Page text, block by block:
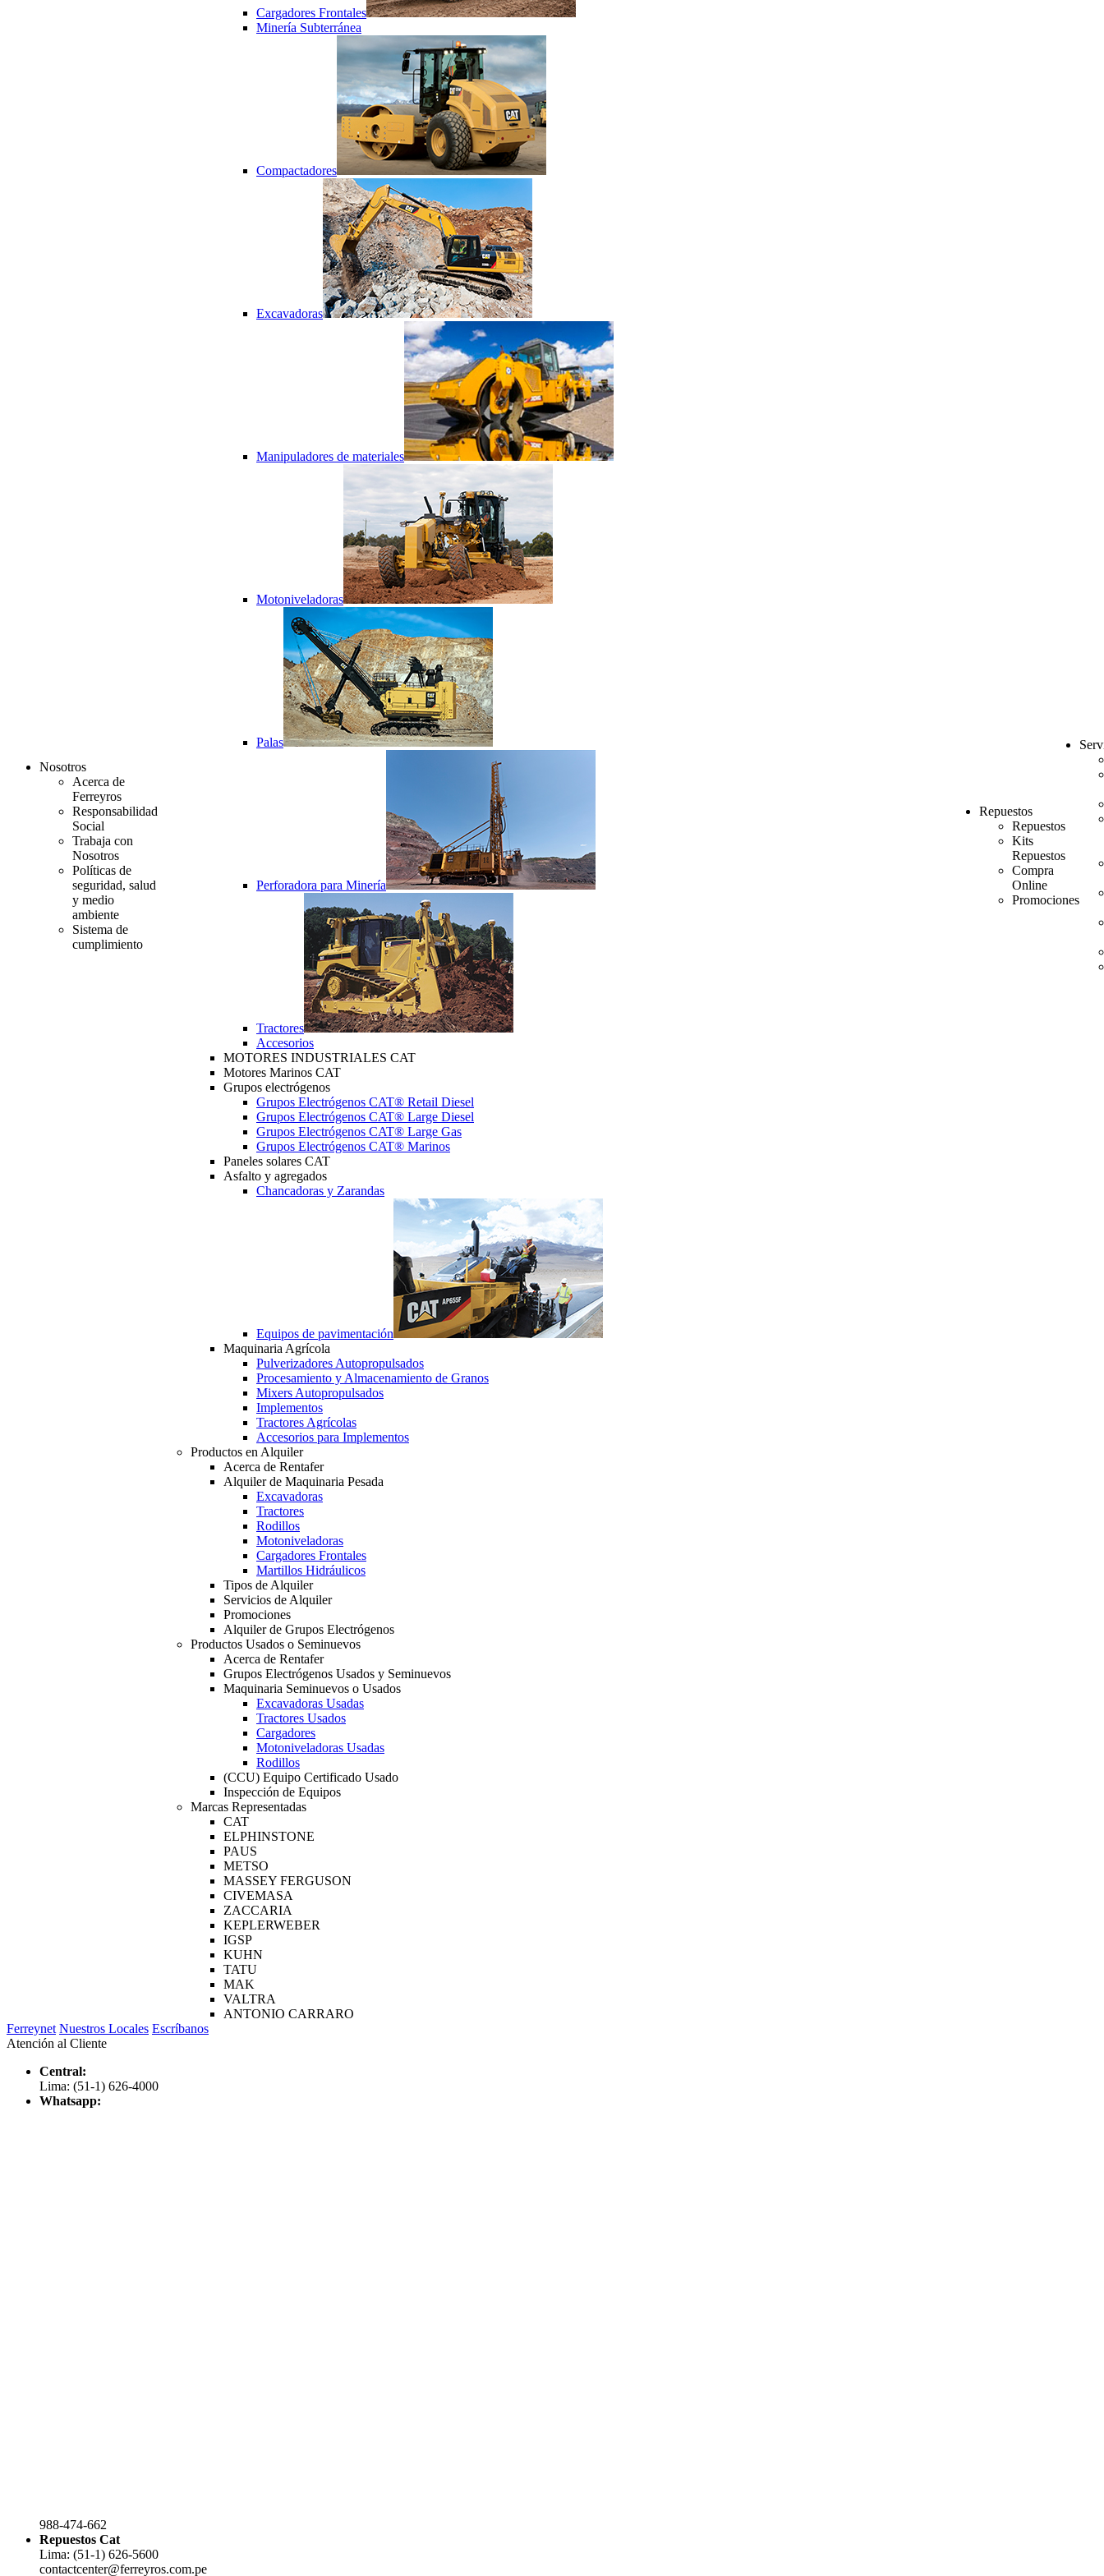
Nosotros
Acerca de
Ferreyros
Responsabilidad
Social
Trabaja con
Nosotros
Políticas de
seguridad, salud
y medio
ambiente
Sistema de
cumplimiento
Cargadores Frontales
Minería Subterránea
Compactadores
Excavadoras
Manipuladores de materiales
Motoniveladoras
Palas
Perforadora para Minería
Tractores
Accesorios
MOTORES INDUSTRIALES CAT
Motores Marinos CAT
Grupos electrógenos
Grupos Electrógenos CAT® Retail Diesel
Grupos Electrógenos CAT® Large Diesel
Grupos Electrógenos CAT® Large Gas
Grupos Electrógenos CAT® Marinos
Paneles solares CAT
Asfalto y agregados
Chancadoras y Zarandas
Equipos de pavimentación
Maquinaria Agrícola
Pulverizadores Autopropulsados
Procesamiento y Almacenamiento de Granos
Mixers Autopropulsados
Implementos
Tractores Agrícolas
Accesorios para Implementos
Productos en Alquiler
Acerca de Rentafer
Alquiler de Maquinaria Pesada
Excavadoras
Tractores
Rodillos
Motoniveladoras
Cargadores Frontales
Martillos Hidráulicos
Tipos de Alquiler
Servicios de Alquiler
Promociones
Alquiler de Grupos Electrógenos
Productos Usados o Seminuevos
Acerca de Rentafer
Grupos Electrógenos Usados y Seminuevos
Maquinaria Seminuevos o Usados
Excavadoras Usadas
Tractores Usados
Cargadores
Motoniveladoras Usadas
Rodillos
(CCU) Equipo Certificado Usado
Inspección de Equipos
Marcas Representadas
CAT
ELPHINSTONE
PAUS
METSO
MASSEY FERGUSON
CIVEMASA
ZACCARIA
KEPLERWEBER
IGSP
KUHN
TATU
MAK
VALTRA
ANTONIO CARRARO
Repuestos
Repuestos
Kits
Repuestos
Compra
Online
Promociones
Ferreynet Nuestros Locales Escríbanos
Atención al Cliente
Central:
Lima: (51-1) 626-4000
Whatsapp:
988-474-662
Repuestos Cat
Lima: (51-1) 626-5600
contactcenter@ferreyros.com.pe